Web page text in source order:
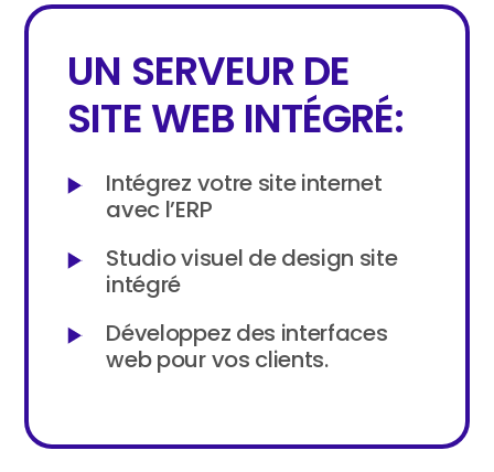
UN SERVEUR DE
SITE WEB INTÉGRÉ:
Intégrez votre site internet
avec l’ERP
Studio visuel de design site
intégré
Développez des interfaces
web pour vos clients.